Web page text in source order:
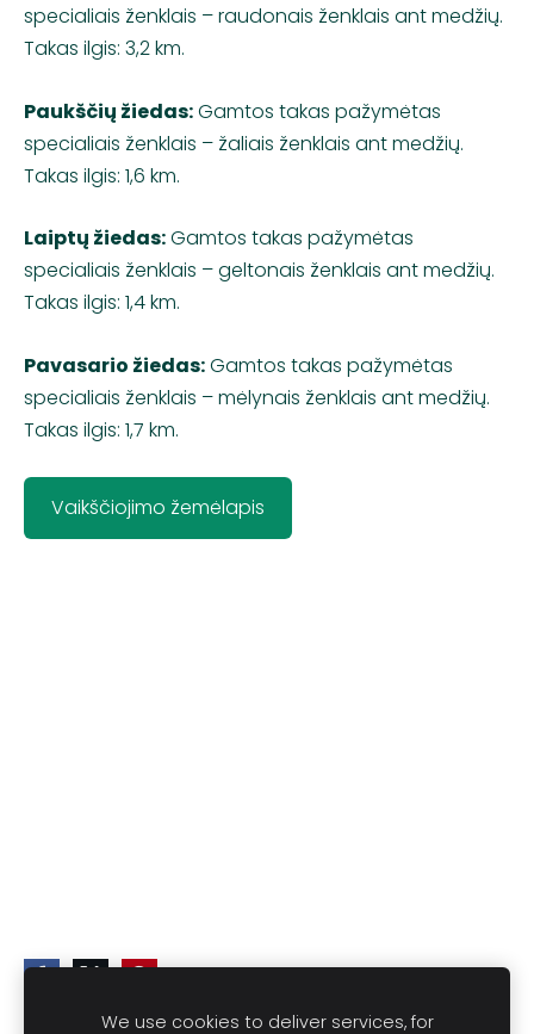
specialiais ženklais – raudonais ženklais ant medžių.
Takas ilgis: 3,2 km.
Paukščių žiedas:Gamtos takas pažymėtas
specialiais ženklais – žaliais ženklais ant medžių.
Takas ilgis: 1,6 km.
Laiptų žiedas:Gamtos takas pažymėtas
specialiais ženklais – geltonais ženklais ant medžių.
Takas ilgis: 1,4 km.
Pavasario žiedas:Gamtos takas pažymėtas
specialiais ženklais – mėlynais ženklais ant medžių.
Takas ilgis: 1,7 km.
Vaikščiojimo žemėlapis
We use cookies to deliver services, for